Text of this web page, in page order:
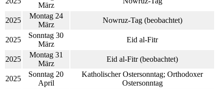
März
2025
Montag 24
März
Nowruz-Tag (beobachtet)
2025
Sonntag 30
März
Eid al-Fitr
2025
Montag 31
März
Eid al-Fitr (beobachtet)
2025
Sonntag 20
April
Katholischer Ostersonntag; Orthodoxer
Ostersonntag